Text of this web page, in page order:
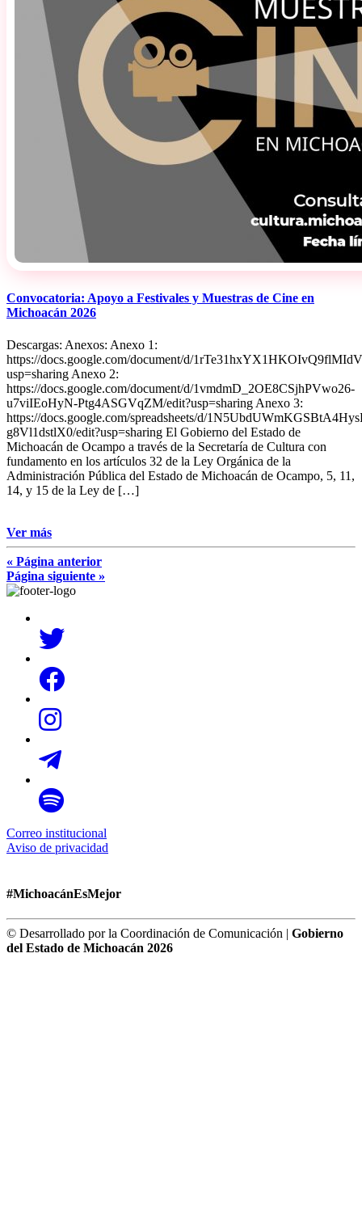
Convocatoria: Apoyo a Festivales y Muestras de Cine en
Michoacán 2026
Descargas: Anexos: Anexo 1:
https://docs.google.com/document/d/
usp=sharing Anexo 2:
https://docs.google.com/document/d/1vmdmD_2OE8CSjhPVwo26-
u7viIEoHyN-Ptg4ASGVqZM/edit?usp=sharing Anexo 3:
https://docs.google.com/spreadsheets/d/
g8Vl1dstlX0/edit?usp=sharing El Gobierno del Estado de
Michoacán de Ocampo a través de la Secretaría de Cultura con
fundamento en los artículos 32 de la Ley Orgánica de la
Administración Pública del Estado de Michoacán de Ocampo, 5, 11,
14, y 15 de la Ley de […]
Ver más
« Página anterior
Página siguiente »
Correo institucional
Aviso de privacidad
#MichoacánEsMejor
© Desarrollado por la Coordinación de Comunicación | Gobierno
del Estado de Michoacán 2026